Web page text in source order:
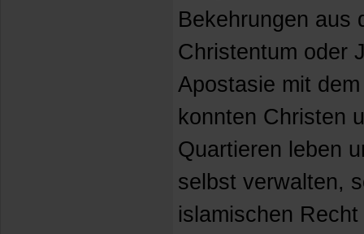
Bekehrungen aus
Christentum oder
Apostasie mit
konnten Christen
Quartieren leben
selbst verwalten,
islamischen